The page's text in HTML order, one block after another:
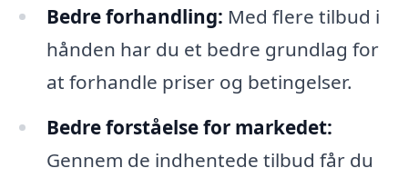
Bedre forhandling: Med flere tilbud i
hånden har du et bedre grundlag for
at forhandle priser og betingelser.
Bedre forståelse for markedet:
Gennem de indhentede tilbud får du